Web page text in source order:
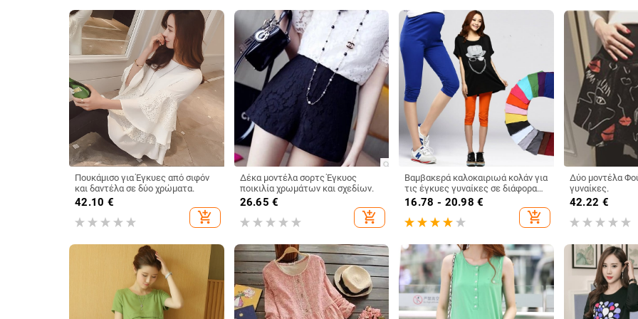
Πουκάμισο για Έγκυες από σιφόν
και δαντέλα σε δύο χρώματα.
42.10 €
add_shopping_cart
Δέκα μοντέλα σορτς Έγκυος
ποικιλία χρωμάτων και σχεδίων.
26.65 €
add_shopping_cart
Βαμβακερά καλοκαιριωά κολάν για
τις έγκυες γυναίκες σε διάφορα
χρώματα.
16.78 - 20.98 €
add_shopping_cart
Δύο μοντέλα
γυναίκες.
42.22 €